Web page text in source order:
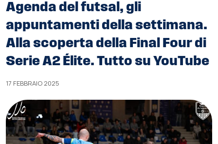
Agenda del futsal, gli
appuntamenti della settimana.
Alla scoperta della Final Four di
Serie A2 Élite. Tutto su YouTube
17 FEBBRAIO 2025